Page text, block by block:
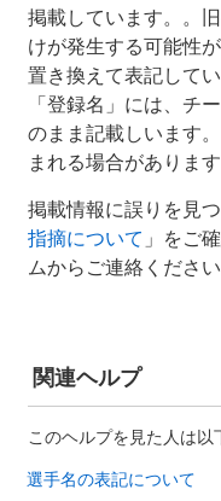
掲載しています。。
けが発生する可能性
置き換えて表記して
「登録名」には、チ
のまま記載しいます
まれる場合があります
掲載情報に誤りを見
指摘について 」をご
ムからご連絡ください
関連ヘルプ
このヘルプを見た人は
選手名の表記について